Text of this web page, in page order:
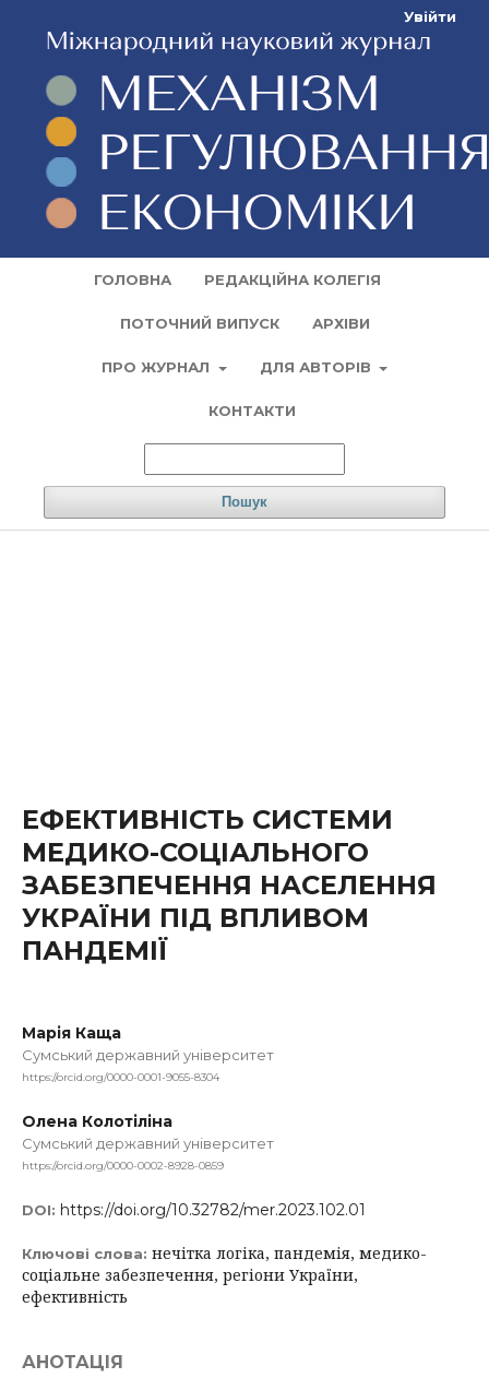
ГОЛОВНА РЕДАКЦІЙНА КОЛЕГІЯ
ПОТОЧНИЙ ВИПУСК АРХІВИ
ПРО ЖУРНАЛ ДЛЯ АВТОРІВ
КОНТАКТИ
Пошук
Увійти
ЕФЕКТИВНІСТЬ СИСТЕМИ
МЕДИКО-СОЦІАЛЬНОГО
ЗАБЕЗПЕЧЕННЯ НАСЕЛЕННЯ
УКРАЇНИ ПІД ВПЛИВОМ
ПАНДЕМІЇ
Марія Каща
Сумський державний університет
https://orcid.org/0000-0001-9055-8304
Олена Колотіліна
Сумський державний університет
https://orcid.org/0000-0002-8928-0859
DOI: https://doi.org/10.32782/mer.2023.102.01
Ключові слова: нечітка логіка, пандемія, медико-
соціальне забезпечення, регіони України,
ефективність
АНОТАЦІЯ